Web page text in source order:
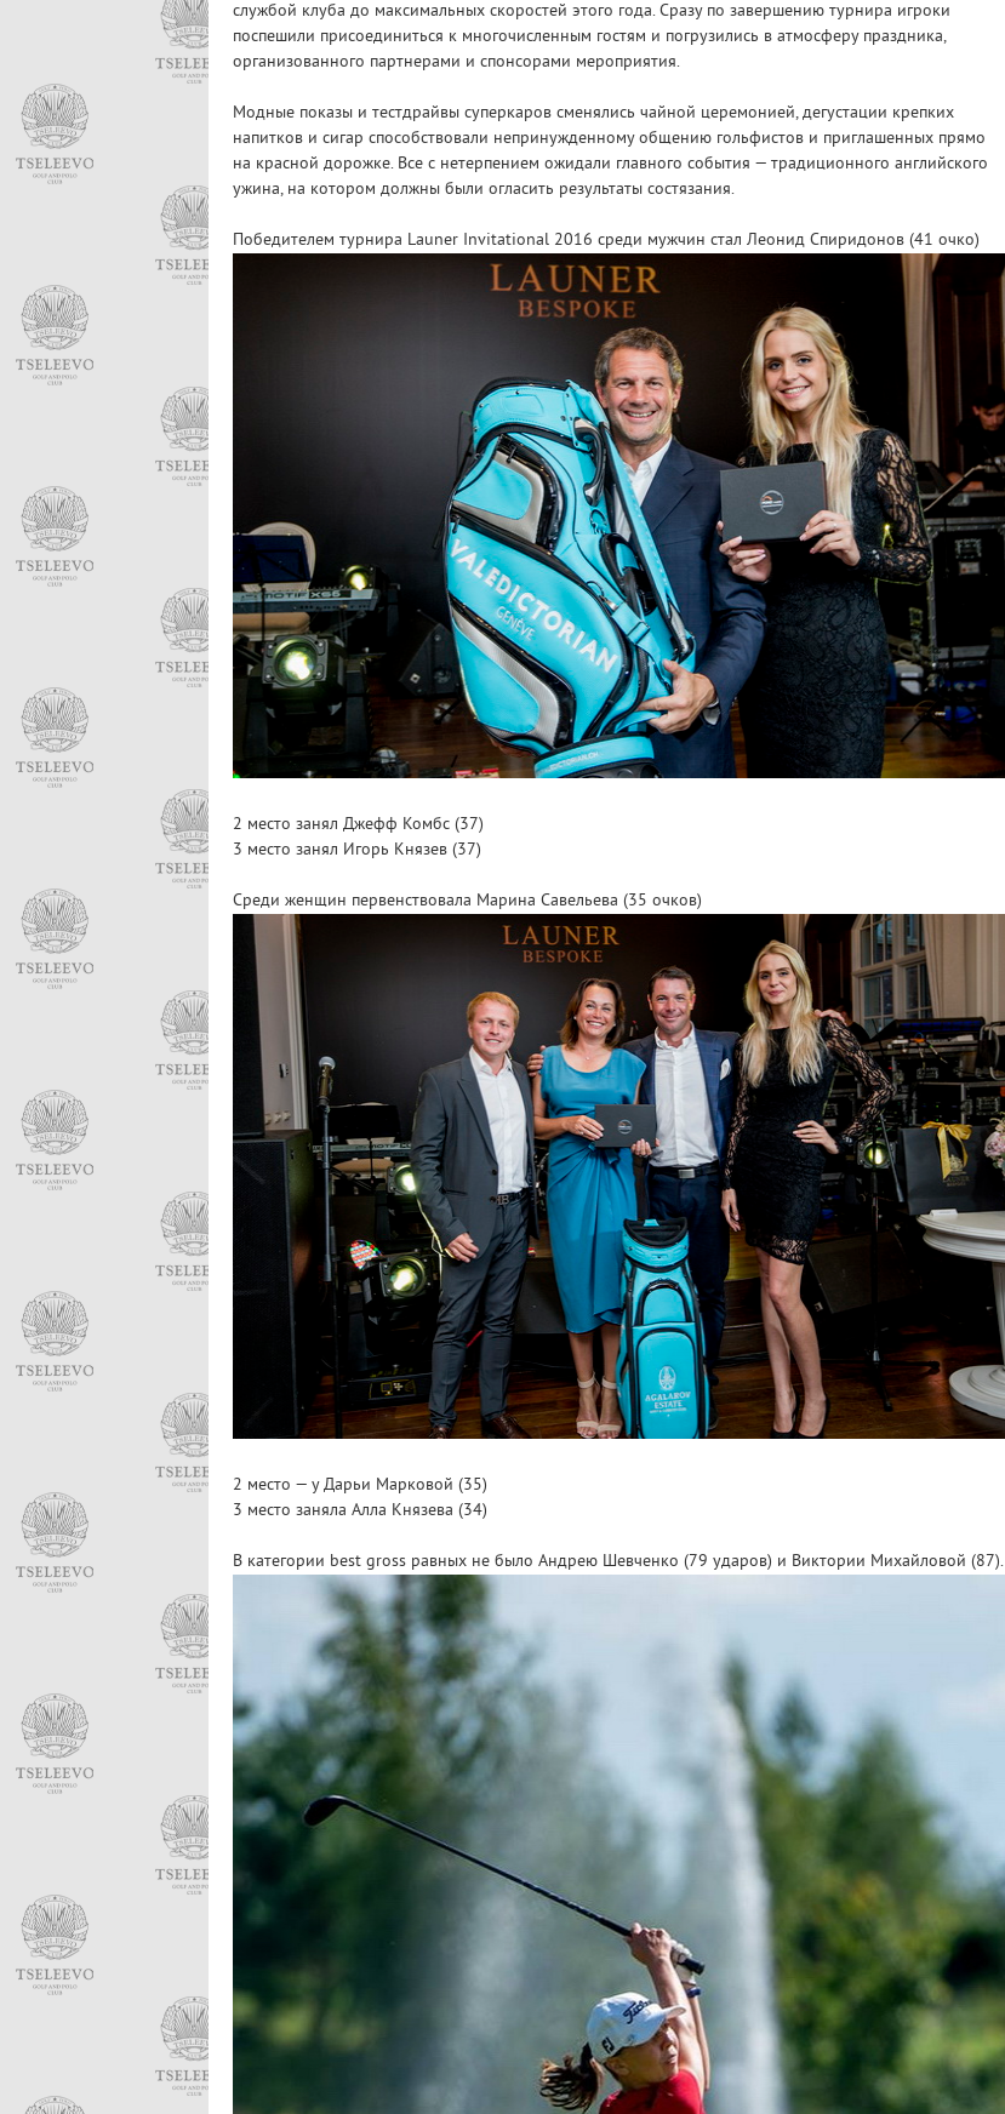
службой клуба до максимальных скоростей этого года. Сразу по завершению турнира игроки
поспешили присоединиться к многочисленным гостям и погрузились в атмосферу праздника,
организованного партнерами и спонсорами мероприятия.
Модные показы и тестдрайвы суперкаров сменялись чайной церемонией, дегустации крепких
напитков и сигар способствовали непринужденному общению гольфистов и приглашенных прямо
на красной дорожке. Все с нетерпением ожидали главного события — традиционного английского
ужина, на котором должны были огласить результаты состязания.
Победителем турнира Launer Invitational 2016 среди мужчин стал Леонид Спиридонов (41 очко)
2 место занял Джефф Комбс (37)
3 место занял Игорь Князев (37)
Среди женщин первенствовала Марина Савельева (35 очков)
2 место — у Дарьи Марковой (35)
3 место заняла Алла Князева (34)
В категории best gross равных не было Андрею Шевченко (79 ударов) и Виктории Михайловой (87).